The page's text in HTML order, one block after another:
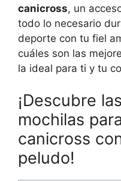
canicross, un
todo lo necesario
deporte con tu fiel
cuáles son las
la ideal para ti y tu
¡Descubre
mochilas
canicross
peludo!